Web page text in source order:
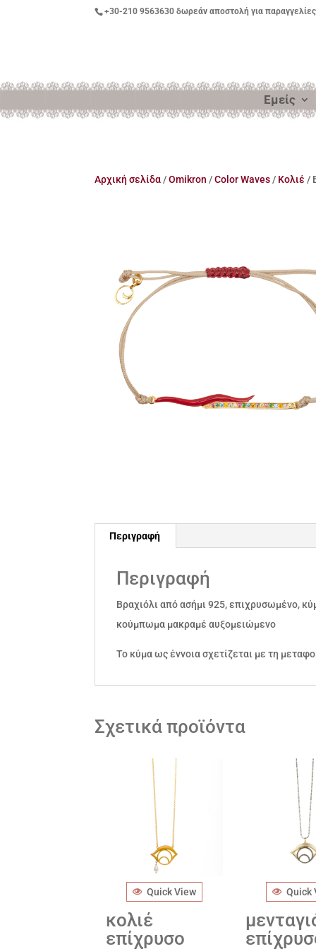
+30-210 9563630 δωρεάν αποστολή για
Εμείς
Αρχική σελίδα /Omikron /Color Waves / Kολιέ /
Περιγραφή
Περιγραφή
Βραχιόλι από ασήμι 925, επιχρυσωμένο,
κούμπωμα μακραμέ αυξομειώμενο
Το κύμα ως έννοια σχετίζεται με τη
Σχετικά προϊόντα
Quick View
κολιέ
επίχρυσο
Quick